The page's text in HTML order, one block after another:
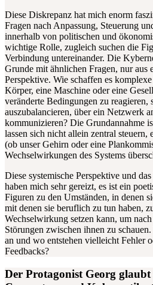
Diese Diskrepanz hat mich enorm
Fragen nach Anpassung, Steuerung
innerhalb von politischen und
wichtige Rolle, zugleich suchen die
Verbindung untereinander. Die
Grunde mit ähnlichen Fragen, nur aus
Perspektive. Wie schaffen es
Körper, eine Maschine oder eine
veränderte Bedingungen zu reagieren,
auszubalancieren, über ein Netzwerk
kommunizieren? Die Grundannahme
lassen sich nicht allein zentral steuern,
(ob unser Gehirn oder eine
Wechselwirkungen des Systems
Diese systemische Perspektive und
haben mich sehr gereizt, es ist ein
Figuren zu den Umständen, in denen
mit denen sie beruflich zu tun haben,
Wechselwirkung setzen kann, um
Störungen zwischen ihnen zu
an und wo entstehen vielleicht Fehler
Feedbacks?
Der Protagonist Georg